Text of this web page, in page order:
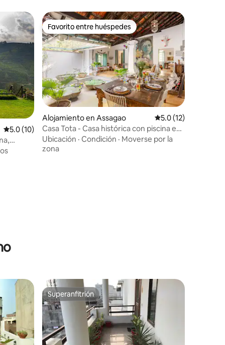
Calificación promedio: 5.0 de 5, 10 reseñas
5.0 (10)
Favorito entre huéspedes
Favorito entre huéspedes
Alojamiento en Assagao Calificación
5.0 (12)
Casa Tota - Casa histórica con piscina en
Assagao
Ubicación · Condición · Moverse por la
zona
Superanfitrión
Superanfitrión